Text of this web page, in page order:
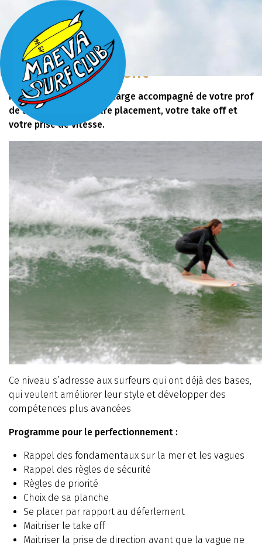
Perfectionnement
Fini le bord, direction le large accompagné de votre prof
de surf. Améliorez votre placement, votre take off et
votre prise de vitesse.
Ce niveau s’adresse aux surfeurs qui ont déjà des bases,
qui veulent améliorer leur style et développer des
compétences plus avancées
Programme pour le perfectionnement :
Rappel des fondamentaux sur la mer et les vagues
Rappel des règles de sécurité
Règles de priorité
Choix de sa planche
Se placer par rapport au déferlement
Maitriser le take off
Maitriser la prise de direction avant que la vague ne